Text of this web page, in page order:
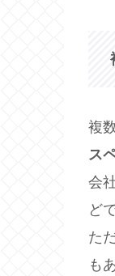
複
ス
会
ど
た
も